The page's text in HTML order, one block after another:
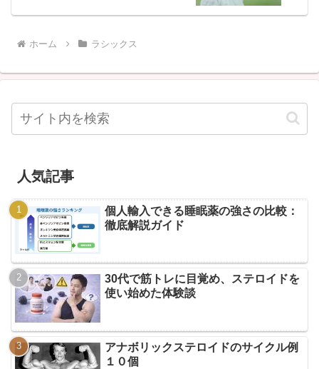
ホーム ラシックス
人気記事
個人輸入できる睡眠薬の強さの比較：
徹底解説ガイド
30代で筋トレに目覚め、ステロイドを
使い始めた体験談
アナボリックステロイドのサイクル例
１０個